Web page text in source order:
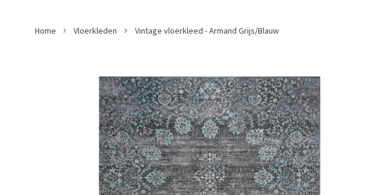
Home Vloerkleden Vintage vloerkleed - Armand Grijs/Blauw